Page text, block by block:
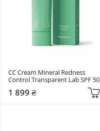
CC Cream Mineral Redness
Control Transparent Lab SPF 50
1 899 ₴